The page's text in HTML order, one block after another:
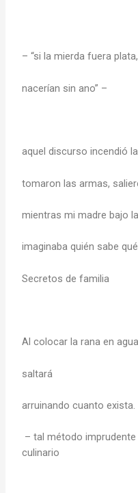
– “si la mierda fuera
nacerían sin ano” –
aquel discurso incendió
tomaron las armas,
mientras mi madre bajo
imaginaba quién sabe
Secretos de familia
Al colocar la rana en
saltará
arruinando cuanto exista.
– tal método
culinario